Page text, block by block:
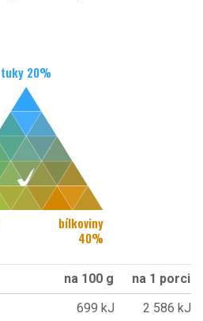
tuky 20%
bílkoviny
40%
na 100 g
na 1 porci
699 kJ 2 586 kJ